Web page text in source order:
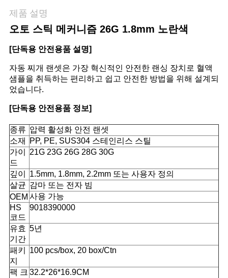
주
세
요
뉴
스
경
우
사
이
트
맵
제품 설명
오토 스틱 메커니즘 26G 1.8mm 노란색
[단독용 안전용품 설명]
자동 찌개 랜셋은 가장 혁신적인 안전한 랜싱 장치로 혈액
샘플을 취득하는 편리하고 쉽고 안전한 방법을 위해 설계되
었습니다.
[단독용 안전용품 정보]
종류 압력 활성화 안전 랜셋
소재
PP, PE, SUS304 스테인리스 스틸
가이
드
21G 23G 26G 28G 30G
깊이
1.5mm, 1.8mm, 2.2mm 또는 사용자 정의
살균 감마 또는 전자 빔
OEM 사용 가능
HS
코드
9018390000
유효
기간
5년
패키
지
100 pcs/box, 20 box/Ctn
팩 크 32.2*26*16.9CM